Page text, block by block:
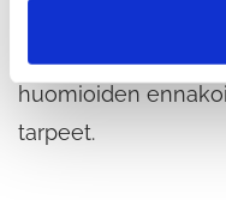
ovat laadukkaita ja
Palveluja
huomioiden
tarpeet.